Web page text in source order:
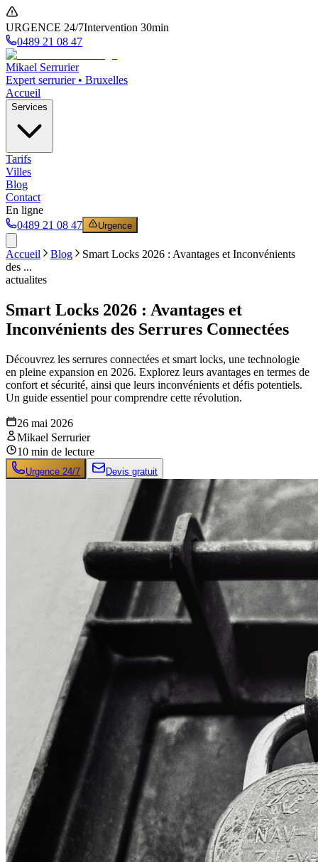
URGENCE 24/7Intervention 30min
0489 21 08 47
Mikael Serrurier
Expert serrurier • Bruxelles
Accueil
Services
Tarifs
Villes
Blog
Contact
En ligne
0489 21 08 47
Urgence
Accueil Blog
Smart Locks 2026 : Avantages et Inconvénients
des ...
actualites
Smart Locks 2026 : Avantages et
Inconvénients des Serrures Connectées
Découvrez les serrures connectées et smart locks, une technologie
en pleine expansion en 2026. Explorez leurs avantages en termes de
confort et sécurité, ainsi que leurs inconvénients et défis potentiels.
Un guide essentiel pour comprendre cette révolution.
26 mai 2026
Mikael Serrurier
10 min de lecture
Urgence 24/7 Devis gratuit